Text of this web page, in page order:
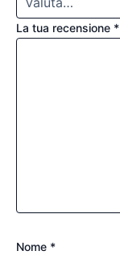
La tua recensione *
Nome *